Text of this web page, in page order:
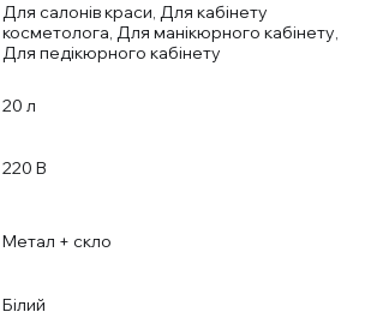
Для салонів краси, Для кабінету
косметолога, Для манікюрного кабінету,
Для педікюрного кабінету
20 л
220 В
Метал + скло
Білий